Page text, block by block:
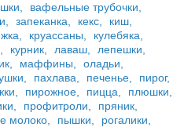
вафельные трубочки,
запеканка, кекс,
киш,
круассаны,
кулебяка,
курник, лаваш,
лепешки,
маффины,
оладьи,
пахлава, печенье,
пирог,
пирожное, пицца,
плюшки,
профитроли,
пряник,
молоко,
пышки,
рогалики,